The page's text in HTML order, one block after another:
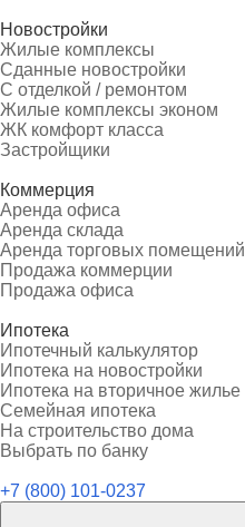
Новостройки
Жилые комплексы
Сданные новостройки
С отделкой / ремонтом
Жилые комплексы эконом
ЖК комфорт класса
Застройщики
Коммерция
Аренда офиса
Аренда склада
Аренда торговых помещений
Продажа коммерции
Продажа офиса
Ипотека
Ипотечный калькулятор
Ипотека на новостройки
Ипотека на вторичное жилье
Семейная ипотека
На строительство дома
Выбрать по банку
+7 (800) 101-0237